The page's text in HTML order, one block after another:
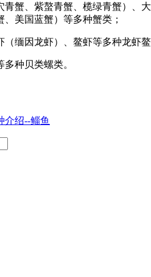
青蟹、紫螯青蟹、榄绿青蟹）、
美国蓝蟹）等多种蟹类；
（缅因龙虾）、鳌虾等多种龙虾
种贝类螺类。
介绍--鲻鱼